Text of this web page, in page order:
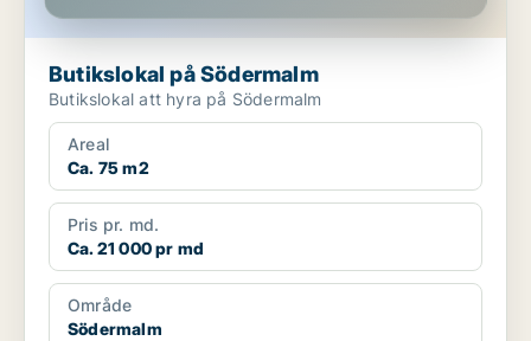
Butikslokal på Södermalm
Butikslokal att hyra på Södermalm
Areal
Ca. 75 m2
Pris pr. md.
Ca. 21 000 pr md
Område
Södermalm